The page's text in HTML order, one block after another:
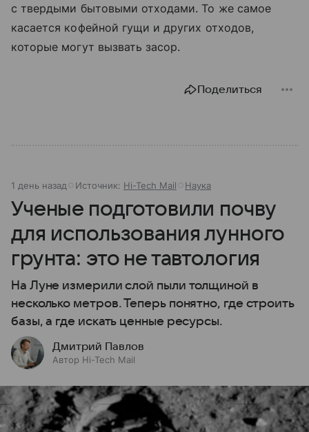
с твердыми бытовыми отходами. То же самое
касается кофейной гущи и других отходов,
которые могут вызвать засор.
Поделиться
1 день назад Источник: Hi-Tech Mail Наука
Ученые подготовили почву
для использования лунного
грунта: это не тавтология
На Луне измерили слой пыли толщиной в
несколько метров. Теперь понятно, где строить
базы, а где искать ценные ресурсы.
Дмитрий Павлов
Автор Hi-Tech Mail